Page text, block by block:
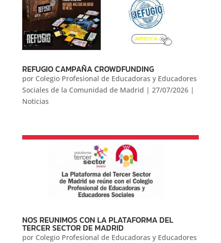
REFUGIO CAMPAÑA CROWDFUNDING
por Colegio Profesional de Educadoras y Educadores
Sociales de la Comunidad de Madrid | 27/07/2026|
Noticias
NOS REUNIMOS CON LA PLATAFORMA DEL
TERCER SECTOR DE MADRID
por Colegio Profesional de Educadoras y Educadores